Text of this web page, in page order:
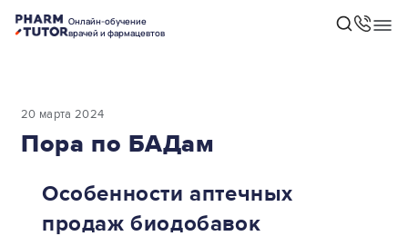
Онлайн-обучение
врачей и фармацевтов
20 марта 2024
Пора по БАДам
Особенности аптечных
продаж биодобавок